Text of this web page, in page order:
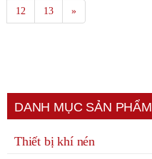
12 13 »
DANH MỤC SẢN PHẨM
Thiết bị khí nén